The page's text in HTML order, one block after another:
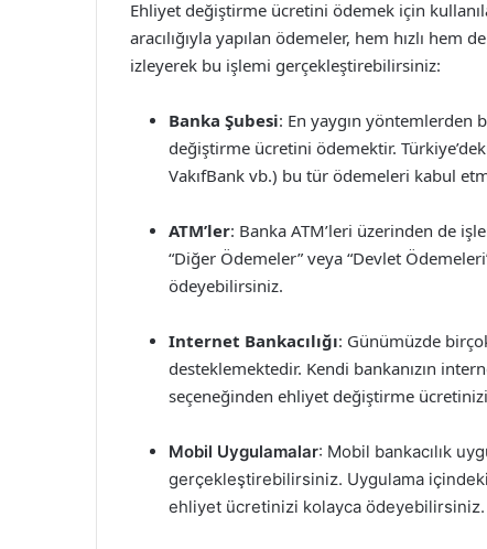
Ehliyet değiştirme ücretini ödemek için
aracılığıyla yapılan ödemeler, hem hızlı hem
izleyerek bu işlemi gerçekleştirebilirsiniz:
Banka Şubesi: En yaygın yöntemlerden
değiştirme ücretini ödemektir.
VakıfBank vb.) bu tür ödemeleri kabul
ATM’ler: Banka ATM’leri üzerinden de
“Diğer Ödemeler” veya “Devlet
ödeyebilirsiniz.
Internet Bankacılığı: Günümüzde
desteklemektedir. Kendi bankanızın
seçeneğinden ehliyet değiştirme
Mobil Uygulamalar: Mobil bankacılık
gerçekleştirebilirsiniz. Uygulama içindeki
ehliyet ücretinizi kolayca ödeyebilirsiniz.